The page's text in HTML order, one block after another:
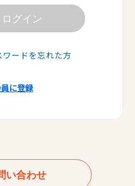
ログイン
ワードを忘れた方
に登録
い合わせ